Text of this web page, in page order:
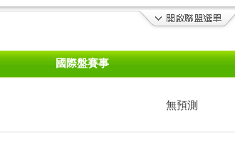
國際盤賽事
無預測